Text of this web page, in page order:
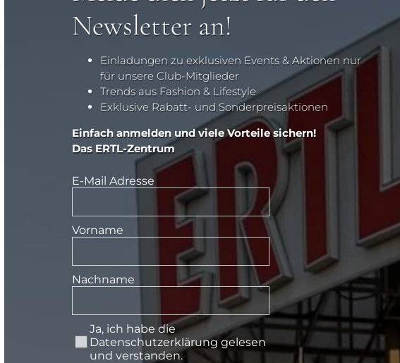
Newsletter an!
Einladungen zu exklusiven Events & Aktionen nur
für unsere Club-Mitglieder
Trends aus Fashion & Lifestyle
Exklusive Rabatt- und Sonderpreisaktionen
Einfach anmelden und viele Vorteile sichern!
Das ERTL-Zentrum
E-Mail Adresse
Vorname
Nachname
Ja, ich habe die
Datenschutzerklärunggelesen
und verstanden.